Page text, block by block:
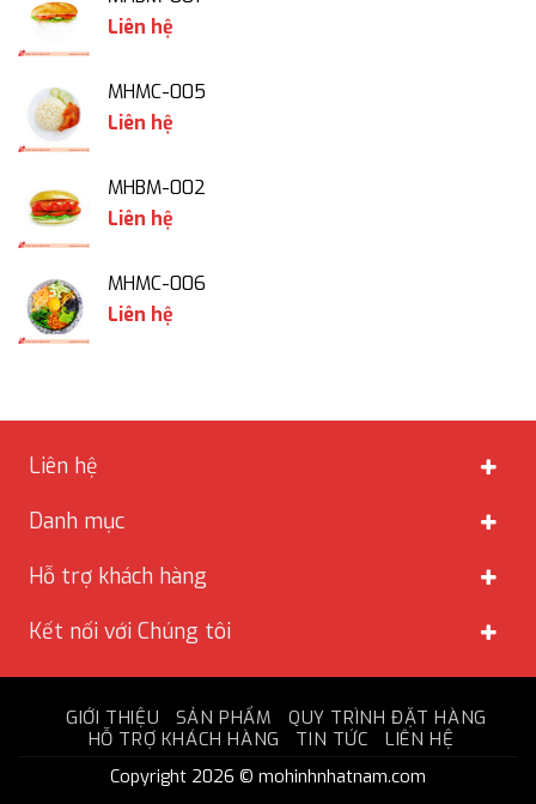
Liên hệ
MHMC-005
Liên hệ
MHBM-002
Liên hệ
MHMC-006
Liên hệ
Liên hệ
Danh mục
Hỗ trợ khách hàng
Kết nối với Chúng tôi
GIỚI THIỆU SẢN PHẨM
QUY TRÌNH ĐẶT HÀNG
HỖ TRỢ KHÁCH HÀNG
TIN TỨC LIÊN HỆ
Copyright 2026 © mohinhnhatnam.com